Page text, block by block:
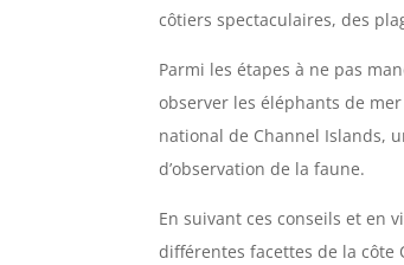
côtiers spectaculaires, des
Parmi les étapes à ne pas
observer les éléphants de
national de Channel Islands,
d’observation de la faune.
En suivant ces conseils et en
différentes facettes de la côte